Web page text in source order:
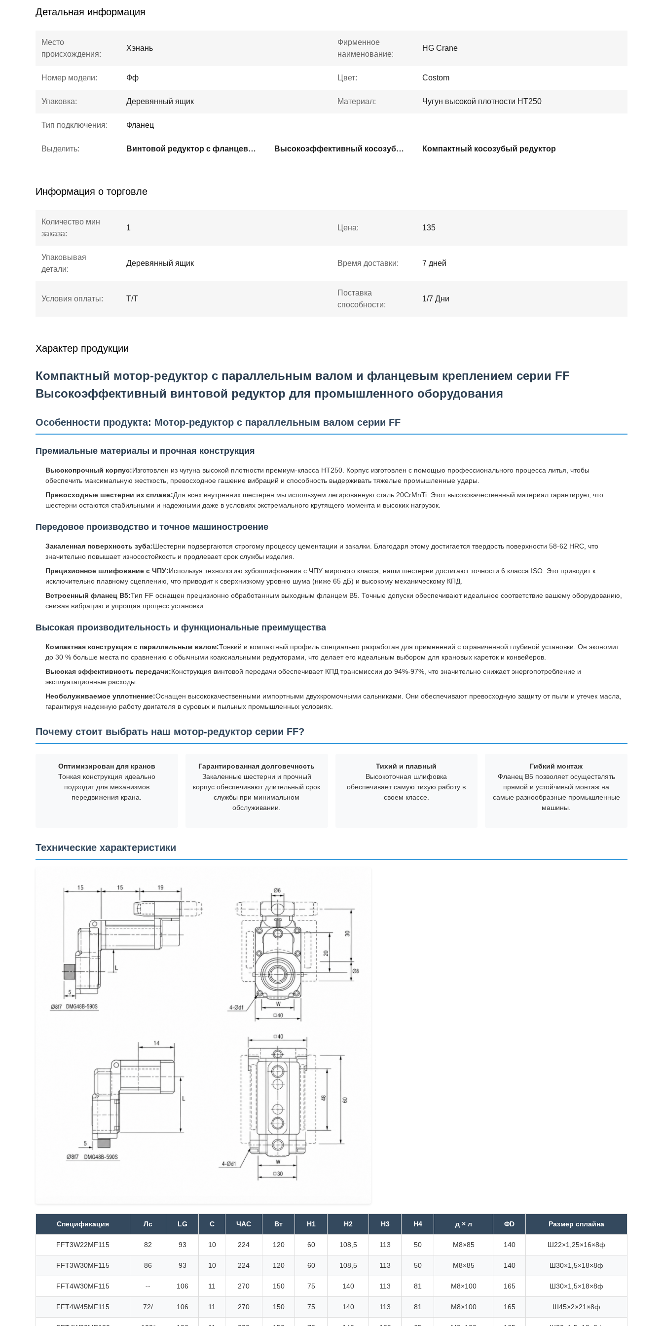
Детальная информация
Место
происхождения:
Хэнань
Фирменное
наименование:
HG Crane
Номер модели: Фф Цвет: Costom
Упаковка: Деревянный ящик Материал: Чугун высокой плотности HT250
Тип подключения: Фланец
Выделить: Винтовой редуктор с фланцевым креплением Высокоэффективный косозубый редуктор Компактный косозубый редуктор
Информация о торговле
Количество мин
заказа:
1 Цена: 135
Упаковывая
детали:
Деревянный ящик Время доставки: 7 дней
Условия оплаты: Т/Т
Поставка
способности:
1/7 Дни
Характер продукции
Компактный мотор-редуктор с параллельным валом и фланцевым креплением серии FF
Высокоэффективный винтовой редуктор для промышленного оборудования
Особенности продукта: Мотор-редуктор с параллельным валом серии FF
Премиальные материалы и прочная конструкция
Высокопрочный корпус:Изготовлен из чугуна высокой плотности премиум-класса HT250. Корпус изготовлен с помощью профессионального процесса литья, чтобы
обеспечить максимальную жесткость, превосходное гашение вибраций и способность выдерживать тяжелые промышленные удары.
Превосходные шестерни из сплава:Для всех внутренних шестерен мы используем легированную сталь 20CrMnTi. Этот высококачественный материал гарантирует, что
шестерни остаются стабильными и надежными даже в условиях экстремального крутящего момента и высоких нагрузок.
Передовое производство и точное машиностроение
Закаленная поверхность зуба:Шестерни подвергаются строгому процессу цементации и закалки. Благодаря этому достигается твердость поверхности 58-62 HRC, что
значительно повышает износостойкость и продлевает срок службы изделия.
Прецизионное шлифование с ЧПУ:Используя технологию зубошлифования с ЧПУ мирового класса, наши шестерни достигают точности 6 класса ISO. Это приводит к
исключительно плавному сцеплению, что приводит к сверхнизкому уровню шума (ниже 65 дБ) и высокому механическому КПД.
Встроенный фланец B5:Тип FF оснащен прецизионно обработанным выходным фланцем B5. Точные допуски обеспечивают идеальное соответствие вашему оборудованию,
снижая вибрацию и упрощая процесс установки.
Высокая производительность и функциональные преимущества
Компактная конструкция с параллельным валом:Тонкий и компактный профиль специально разработан для применений с ограниченной глубиной установки. Он экономит
до 30 % больше места по сравнению с обычными коаксиальными редукторами, что делает его идеальным выбором для крановых кареток и конвейеров.
Высокая эффективность передачи:Конструкция винтовой передачи обеспечивает КПД трансмиссии до 94%-97%, что значительно снижает энергопотребление и
эксплуатационные расходы.
Необслуживаемое уплотнение:Оснащен высококачественными импортными двухкромочными сальниками. Они обеспечивают превосходную защиту от пыли и утечек масла,
гарантируя надежную работу двигателя в суровых и пыльных промышленных условиях.
Почему стоит выбрать наш мотор-редуктор серии FF?
Оптимизирован для кранов
Тонкая конструкция идеально
подходит для механизмов
передвижения крана.
Гарантированная долговечность
Закаленные шестерни и прочный
корпус обеспечивают длительный срок
службы при минимальном
обслуживании.
Тихий и плавный
Высокоточная шлифовка
обеспечивает самую тихую работу в
своем классе.
Гибкий монтаж
Фланец B5 позволяет осуществлять
прямой и устойчивый монтаж на
самые разнообразные промышленные
машины.
Технические характеристики
Спецификация Лс LG С ЧАС Вт H1 Н2 Н3 Н4 д × л ΦD Размер сплайна
FFT3W22MF115 82 93 10 224 120 60 108,5 113 50 М8×85 140 Ш22×1,25×16×8ф
FFT3W30MF115 86 93 10 224 120 60 108,5 113 50 М8×85 140 Ш30×1,5×18×8ф
FFT4W30MF115 -- 106 11 270 150 75 140 113 81 М8×100 165 Ш30×1,5×18×8ф
FFT4W45MF115 72/ 106 11 270 150 75 140 113 81 М8×100 165 Ш45×2×21×8ф